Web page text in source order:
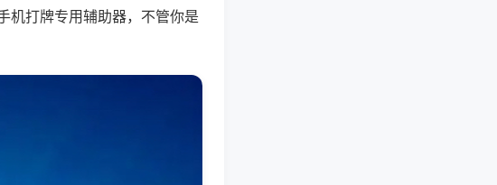
机打牌专用辅助器，不管你是